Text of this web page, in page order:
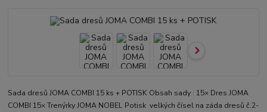
Sada dresů JOMA COMBI 15 ks + POTISK Obsah sady : 15× Dres JOMA
COMBI 15× Trenýrky JOMA NOBEL Potisk velkých čísel na záda dresů č.2-